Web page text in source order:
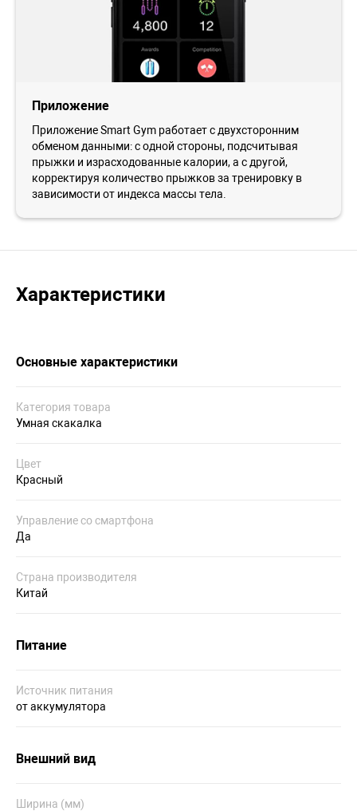
Приложение
Приложение Smart Gym работает с двухсторонним
обменом данными: с одной стороны, подсчитывая
прыжки и израсходованные калории, а с другой,
корректируя количество прыжков за тренировку в
зависимости от индекса массы тела.
Характеристики
Основные характеристики
Категория товара
Умная скакалка
Цвет
Красный
Управление со смартфона
Да
Страна производителя
Китай
Питание
Источник питания
от аккумулятора
Внешний вид
Ширина (мм)